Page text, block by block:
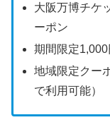
大阪万博チケ
ーポン
期間限定1,000
地域限定クー
で利用可能）